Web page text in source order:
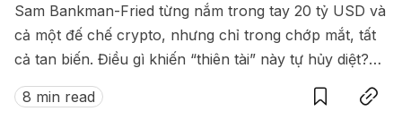
Sam Bankman-Fried từng nắm trong tay 20 tỷ USD và
cả một đế chế crypto, nhưng chỉ trong chớp mắt, tất
cả tan biến. Điều gì khiến “thiên tài” này tự hủy diệt?
Bài học nào ẩn sau cú sụp đổ lịch sử ấy?
8 min read
Save Copy link